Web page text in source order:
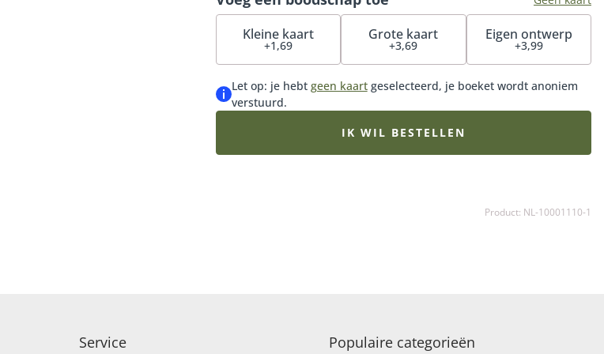
Kleine kaart
+1,69
Grote kaart
+3,69
Eigen ontwerp
+3,99
Let op: je hebt geen kaartgeselecteerd, je boeket wordt anoniem
verstuurd.
IK WIL BESTELLEN
Product: NL-10001110-1
Service Populaire categorieën